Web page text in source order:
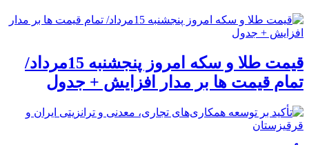
قیمت طلا و سکه امروز پنجشنبه 15مرداد/
تمام قیمت ها بر مدار افزایش + جدول